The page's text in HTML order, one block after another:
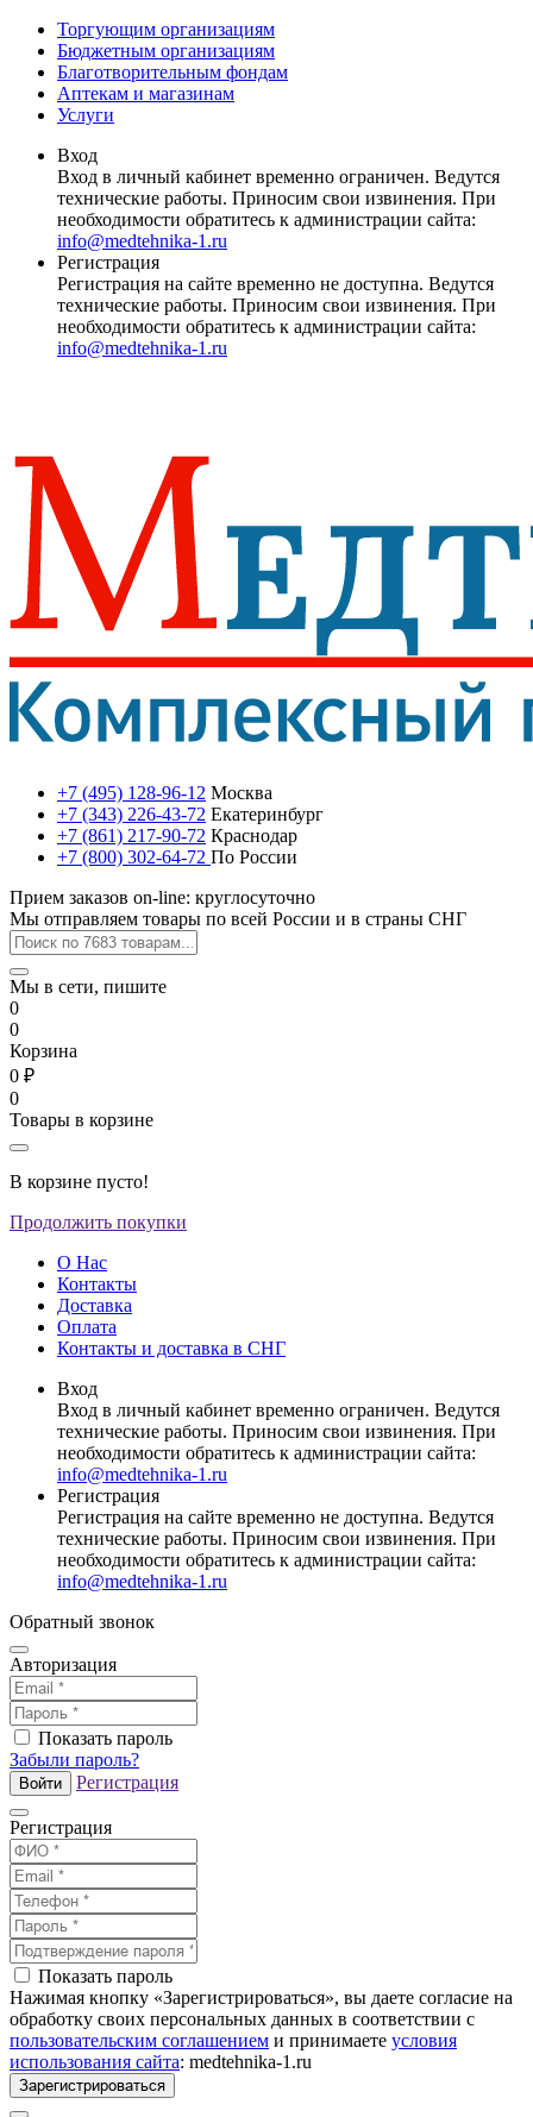
Торгующим организациям
Бюджетным организациям
Благотворительным фондам
Аптекам и магазинам
Услуги
Вход
Вход в личный кабинет временно ограничен. Ведутся
технические работы. Приносим свои извинения. При
необходимости обратитесь к администрации сайта:
info@medtehnika-1.ru
Регистрация
Регистрация на сайте временно не доступна. Ведутся
технические работы. Приносим свои извинения. При
необходимости обратитесь к администрации сайта:
info@medtehnika-1.ru
+7 (495) 128-96-12 Москва
+7 (343) 226-43-72 Екатеринбург
+7 (861) 217-90-72 Краснодар
+7 (800) 302-64-72 По России
Прием заказов on-line: круглосуточно
Мы отправляем товары по всей России и в страны СНГ
Мы в сети, пишите
0
0
Корзина
0 ₽
0
Товары в корзине
В корзине пусто!
Продолжить покупки
О Нас
Контакты
Доставка
Оплата
Контакты и доставка в СНГ
Вход
Вход в личный кабинет временно ограничен. Ведутся
технические работы. Приносим свои извинения. При
необходимости обратитесь к администрации сайта:
info@medtehnika-1.ru
Регистрация
Регистрация на сайте временно не доступна. Ведутся
технические работы. Приносим свои извинения. При
необходимости обратитесь к администрации сайта:
info@medtehnika-1.ru
Обратный звонок
Авторизация
Показать пароль
Забыли пароль?
Войти Регистрация
Регистрация
Показать пароль
Нажимая кнопку «Зарегистрироваться», вы даете согласие на
обработку своих персональных данных в соответствии с
пользовательским соглашением и принимаете условия
использования сайта: medtehnika-1.ru
Зарегистрироваться